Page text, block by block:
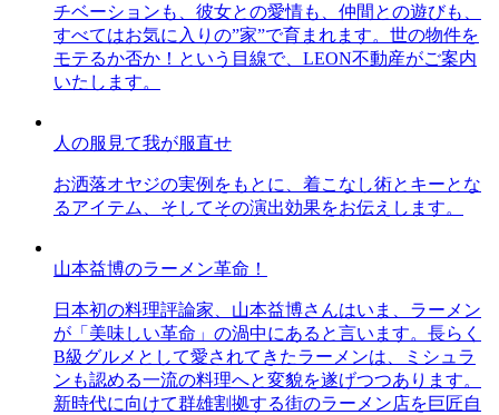
チベーションも、彼女との愛情も、仲間との遊びも、
すべてはお気に入りの”家”で育まれます。世の物件を
モテるか否か！という目線で、LEON不動産がご案内
いたします。
人の服見て我が服直せ
お洒落オヤジの実例をもとに、着こなし術とキーとな
るアイテム、そしてその演出効果をお伝えします。
山本益博のラーメン革命！
日本初の料理評論家、山本益博さんはいま、ラーメン
が「美味しい革命」の渦中にあると言います。長らく
B級グルメとして愛されてきたラーメンは、ミシュラ
ンも認める一流の料理へと変貌を遂げつつあります。
新時代に向けて群雄割拠する街のラーメン店を巨匠自